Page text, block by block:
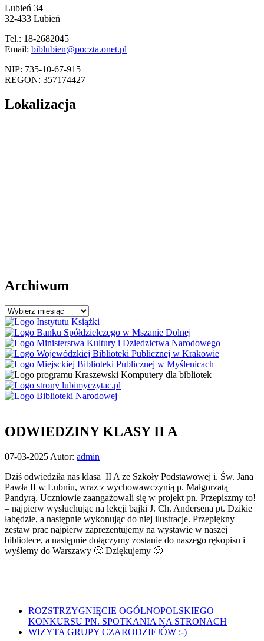
Lubień 34
32-433 Lubień
Tel.: 18-2682045
Email: biblubien@poczta.onet.pl
NIP: 735-10-67-915
REGON: 357174427
Lokalizacja
Archiwum
Archiwum
ODWIEDZINY KLASY II A
Opublikowano
dniu
07-03-2025 Autor: admin
Dziś odwiedziła nas klasa II A ze Szkoły Podstawowej i. Św. Jana
Pawła II w Lubniu, wraz z wychowawczynią p. Małgorzatą
Pandyrą. Uczniowie zaangażowali się w projekt pn. Przepiszmy to!
– najpierw wysłuchując na lekcji bajki J. Ch. Andersena pt. Dzikie
łabędzie, a następnie wykonując do niej ilustracje. Przepiękny
zestaw prac najpierw zaprezentujemy na wystawie w naszej
bibliotece, a następnie dołączymy zostanie do naszego rękopisu i
wyślemy do Warszawy 🙂 Dziękujemy 🙂
Nawigacja
wpisu
ROZSTRZYGNIĘCIE OGÓLNOPOLSKIEGO
KONKURSU PN. SPOTKANIA NA STRONACH
WIZYTA GRUPY CZARODZIEJÓW :-)